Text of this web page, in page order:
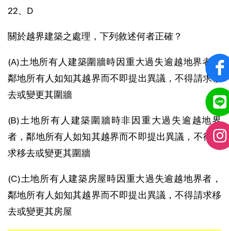
22、D
關於越界建築之處理，下列敘述何者正確？
(A)土地所有人建築圍牆時因重大過失逾越地界者，
鄰地所有人如知其越界而不即提出異議，不得請求移
去或變更其圍牆
(B)土地所有人建築圍牆時非因重大過失逾越地界
者，鄰地所有人如知其越界而不即提出異議，不得請
求移去或變更其圍牆
(C)土地所有人建築房屋時因重大過失逾越地界者，
鄰地所有人如知其越界而不即提出異議，不得請求移
去或變更其房屋